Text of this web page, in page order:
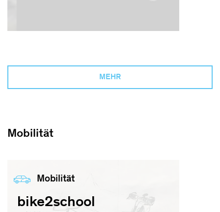
MEHR
Mobilität
Mobilität
bike2school